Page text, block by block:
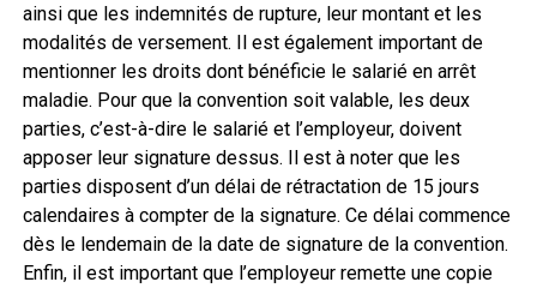
ainsi que les indemnités de rupture, leur montant et les
modalités de versement. Il est également important de
mentionner les droits dont bénéficie le salarié en arrêt
maladie. Pour que la convention soit valable, les deux
parties, c’est-à-dire le salarié et l’employeur, doivent
apposer leur signature dessus. Il est à noter que les
parties disposent d’un délai de rétractation de 15 jours
calendaires à compter de la signature. Ce délai commence
dès le lendemain de la date de signature de la convention.
Enfin, il est important que l’employeur remette une copie